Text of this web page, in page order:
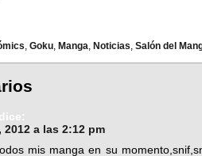
, Goku, Manga, Noticias, Salón del
dice:
2012 a las 2:12 pm
mis manga en su